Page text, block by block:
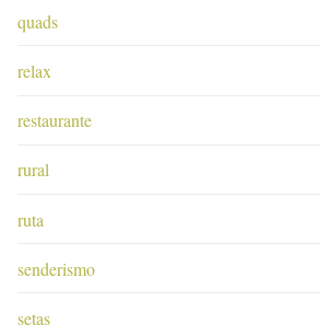
quads
relax
restaurante
rural
ruta
senderismo
setas